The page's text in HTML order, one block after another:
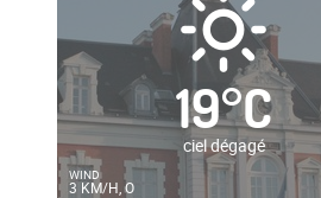
19°C
ciel dégagé
WIND
3 KM/H, O